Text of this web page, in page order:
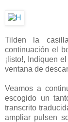
Tilden la
continuación el
¡listo!, Indiquen
ventana de
Veamos a
escogido un
transcrito
ampliar pulsen